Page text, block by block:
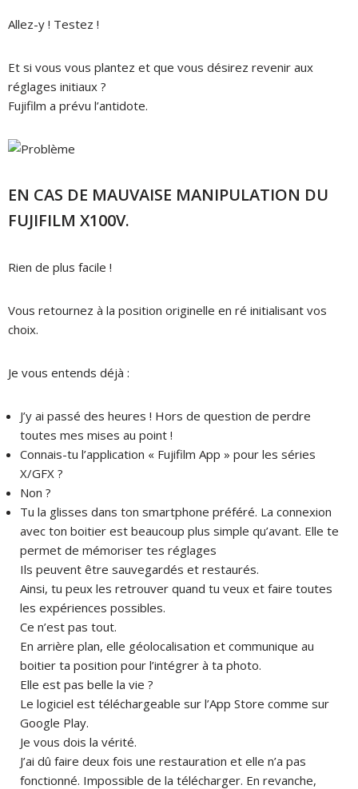
Allez-y ! Testez !
Et si vous vous plantez et que vous désirez revenir aux
réglages initiaux ?
Fujifilm a prévu l’antidote.
EN CAS DE MAUVAISE MANIPULATION DU
FUJIFILM X100V.
Rien de plus facile !
Vous retournez à la position originelle en ré initialisant vos
choix.
Je vous entends déjà :
J’y ai passé des heures ! Hors de question de perdre
toutes mes mises au point !
Connais-tu l’application « Fujifilm App » pour les séries
X/GFX ?
Non ?
Tu la glisses dans ton smartphone préféré. La connexion
avec ton boitier est beaucoup plus simple qu’avant. Elle te
permet de mémoriser tes réglages
Ils peuvent être sauvegardés et restaurés.
Ainsi, tu peux les retrouver quand tu veux et faire toutes
les expériences possibles.
Ce n’est pas tout.
En arrière plan, elle géolocalisation et communique au
boitier ta position pour l’intégrer à ta photo.
Elle est pas belle la vie ?
Le logiciel est téléchargeable sur l’App Store comme sur
Google Play.
Je vous dois la vérité.
J’ai dû faire deux fois une restauration et elle n’a pas
fonctionné. Impossible de la télécharger. En revanche,